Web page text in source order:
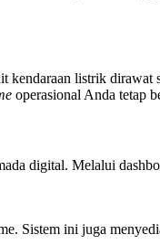
listrik
operasional Anda tetap
digital. Melalui
Sistem ini juga